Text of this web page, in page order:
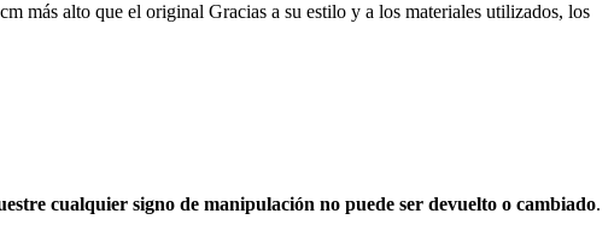
más alto que el original Gracias a su estilo y a los materiales utilizados, los
cualquier signo de manipulación no puede ser devuelto o cambiado.